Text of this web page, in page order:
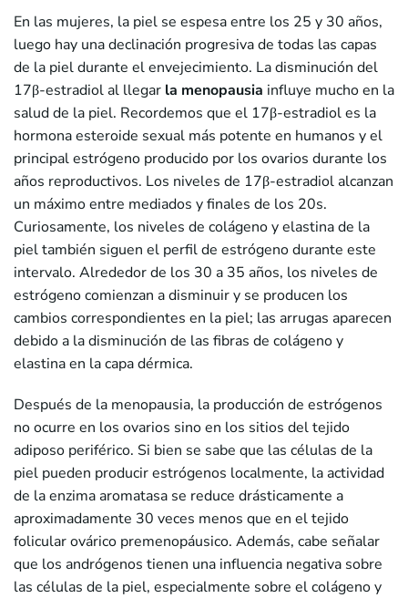
En las mujeres, la piel se espesa entre los 25 y 30 años,
luego hay una declinación progresiva de todas las capas
de la piel durante el envejecimiento. La disminución del
17β-estradiol al llegar la menopausia influye mucho en la
salud de la piel. Recordemos que el 17β-estradiol es la
hormona esteroide sexual más potente en humanos y el
principal estrógeno producido por los ovarios durante los
años reproductivos. Los niveles de 17β-estradiol alcanzan
un máximo entre mediados y finales de los 20s.
Curiosamente, los niveles de colágeno y elastina de la
piel también siguen el perfil de estrógeno durante este
intervalo. Alrededor de los 30 a 35 años, los niveles de
estrógeno comienzan a disminuir y se producen los
cambios correspondientes en la piel; las arrugas aparecen
debido a la disminución de las fibras de colágeno y
elastina en la capa dérmica.
Después de la menopausia, la producción de estrógenos
no ocurre en los ovarios sino en los sitios del tejido
adiposo periférico. Si bien se sabe que las células de la
piel pueden producir estrógenos localmente, la actividad
de la enzima aromatasa se reduce drásticamente a
aproximadamente 30 veces menos que en el tejido
folicular ovárico premenopáusico. Además, cabe señalar
que los andrógenos tienen una influencia negativa sobre
las células de la piel, especialmente sobre el colágeno y